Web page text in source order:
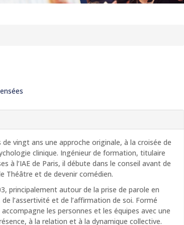
de vingt ans une approche originale, à la croisée de
clinique. Ingénieur de formation, titulaire
à l’IAE de Paris, il débute dans le conseil avant de
Théâtre et de devenir comédien.
principalement autour de la prise de parole en
l’assertivité et de l’affirmation de soi. Formé
les personnes et les équipes avec une
à la relation et à la dynamique collective.